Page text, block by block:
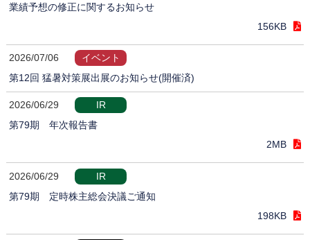
業績予想の修正に関するお知らせ
156KB
2026/07/06
イベント
第12回 猛暑対策展出展のお知らせ(開催済)
2026/06/29
IR
第79期 年次報告書
2MB
2026/06/29
IR
第79期 定時株主総会決議ご通知
198KB